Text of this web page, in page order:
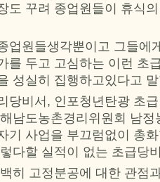
도 꾸려 종업원들이 휴식
업원들생각뿐이고 그들에
를 두고 고심하는 이런 초
성실히 집행하고있다고
당비서, 인포청년탄광 초
남도농촌경리위원회 남
기 사업을 부끄럼없이 총
다할 실적이 없는 초급당
히 고정분공에 대한 관점